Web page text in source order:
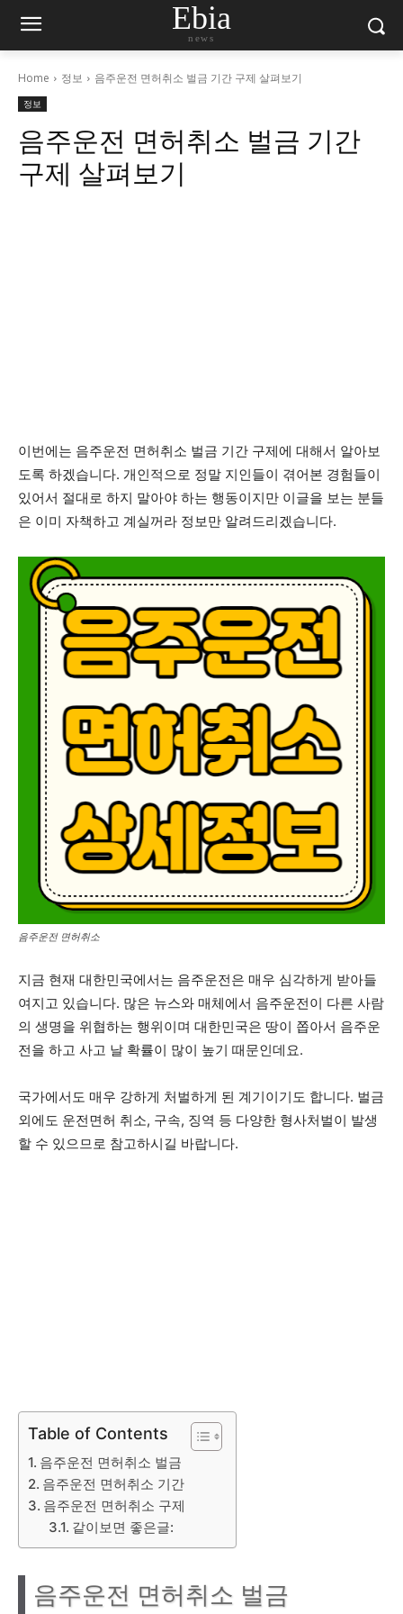
Ebia
news
Home 정보 음주운전 면허취소 벌금 기간 구제 살펴보기
정보
음주운전 면허취소 벌금 기간
구제 살펴보기
이번에는 음주운전 면허취소 벌금 기간 구제에 대해서 알아보
도록 하겠습니다. 개인적으로 정말 지인들이 겪어본 경험들이
있어서 절대로 하지 말아야 하는 행동이지만 이글을 보는 분들
은 이미 자책하고 계실꺼라 정보만 알려드리겠습니다.
음주운전 면허취소
지금 현재 대한민국에서는 음주운전은 매우 심각하게 받아들
여지고 있습니다. 많은 뉴스와 매체에서 음주운전이 다른 사람
의 생명을 위협하는 행위이며 대한민국은 땅이 쫍아서 음주운
전을 하고 사고 날 확률이 많이 높기 때문인데요.
국가에서도 매우 강하게 처벌하게 된 계기이기도 합니다. 벌금
외에도 운전면허 취소, 구속, 징역 등 다양한 형사처벌이 발생
할 수 있으므로 참고하시길 바랍니다.
Table of Contents
음주운전 면허취소 벌금
음주운전 면허취소 기간
음주운전 면허취소 구제
같이보면 좋은글:
음주운전 면허취소 벌금